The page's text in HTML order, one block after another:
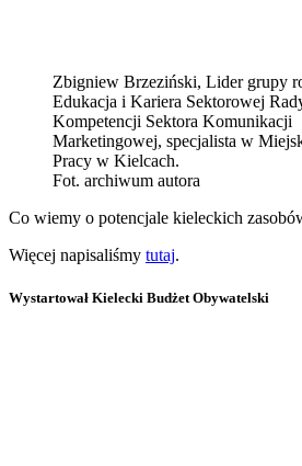
Zbigniew Brzeziński, Lider grupy
Edukacja i Kariera Sektorowej
Kompetencji Sektora Komunikacji
Marketingowej, specjalista w
Pracy w Kielcach.
Fot. archiwum autora
Co wiemy o potencjale kieleckich
Więcej napisaliśmy tutaj.
Wystartował Kielecki Budżet Obywatelski